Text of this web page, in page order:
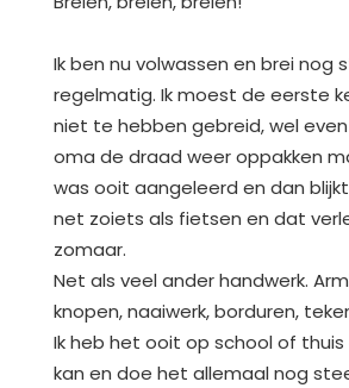
Ik ben nu volwassen en brei nog
regelmatig. Ik moest de eerste
niet te hebben gebreid, wel
oma de draad weer oppakken
was ooit aangeleerd en dan
net zoiets als fietsen en dat
zomaar.
Net als veel ander handwerk.
knopen, naaiwerk, borduren,
Ik heb het ooit op school of
kan en doe het allemaal nog